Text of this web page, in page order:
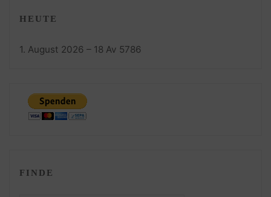
HEUTE
1. August 2026 – 18 Av 5786
FINDE